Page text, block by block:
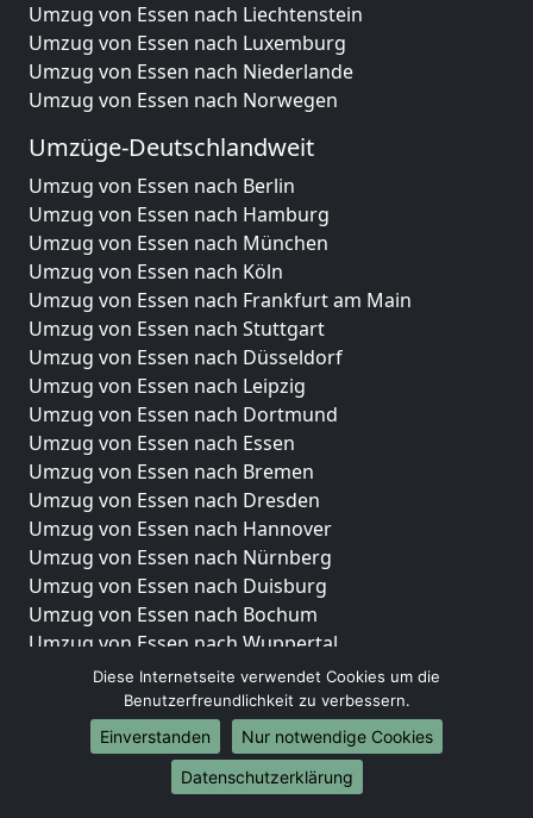
Umzug von Essen nach Liechtenstein
Umzug von Essen nach Luxemburg
Umzug von Essen nach Niederlande
Umzug von Essen nach Norwegen
Umzüge-Deutschlandweit
Umzug von Essen nach Berlin
Umzug von Essen nach Hamburg
Umzug von Essen nach München
Umzug von Essen nach Köln
Umzug von Essen nach Frankfurt am Main
Umzug von Essen nach Stuttgart
Umzug von Essen nach Düsseldorf
Umzug von Essen nach Leipzig
Umzug von Essen nach Dortmund
Umzug von Essen nach Essen
Umzug von Essen nach Bremen
Umzug von Essen nach Dresden
Umzug von Essen nach Hannover
Umzug von Essen nach Nürnberg
Umzug von Essen nach Duisburg
Umzug von Essen nach Bochum
Umzug von Essen nach Wuppertal
Umzug von Essen nach Bielefeld
Umzug von Essen nach Bonn
Umzug von Essen nach Münster
Internationale-Umzüge
Diese Internetseite verwendet Cookies um die
Benutzerfreundlichkeit zu verbessern.
Einverstanden
Nur notwendige Cookies
Datenschutzerklärung